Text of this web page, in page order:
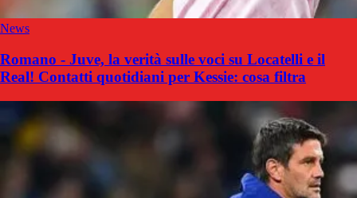
News
Romano - Juve, la verità sulle voci su Locatelli e il
Real! Contatti quotidiani per Kessie: cosa filtra